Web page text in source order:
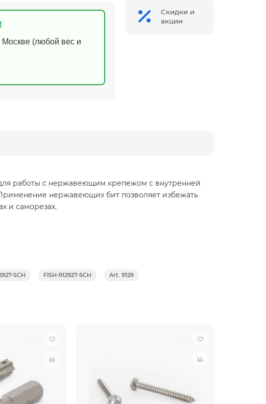
Москве (любой вес и
Скидки и
акции
работы с нержавеющим крепежом с внутренней
нержавеющих бит позволяет избежать
и саморезах.
SCH FISH-912927-SCH Art. 9129